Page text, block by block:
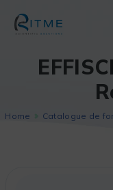
content
Home Catalogue de